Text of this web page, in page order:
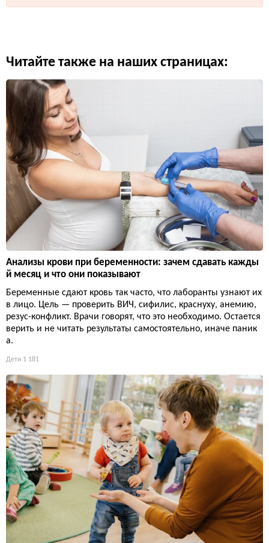
Читайте также на наших страницах:
Анализы крови при беременности: зачем сдавать кажды
й месяц и что они показывают
Беременные сдают кровь так часто, что лаборанты узнают их
в лицо. Цель — проверить ВИЧ, сифилис, краснуху, анемию,
резус-конфликт. Врачи говорят, что это необходимо. Остается
верить и не читать результаты самостоятельно, иначе паник
а.
Дети 1 181